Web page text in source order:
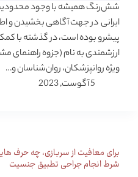
شش‌رنگ همیشه با وجود
ایرانی در جهت آگاهی بخشیدن و
پیشرو بوده است، در گذشته با
ارزشمندی به نام (جزوه راهنمای
ویژه روانپزشکان، روان‌شناسان و…
5 آگوست, 2023
برای معافیت از سربازی، چه حرف
شرط انجام جراحی تطبیق جنسیت